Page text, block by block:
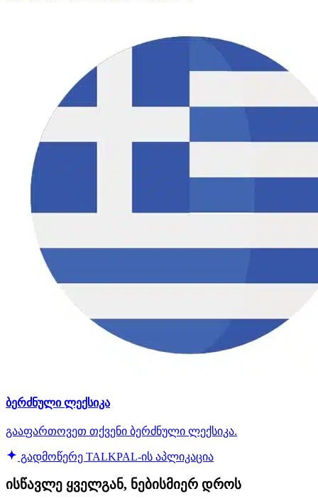
ბერძნული ლექსიკა
გააფართოვეთ თქვენი ბერძნული ლექსიკა.
გადმოწერე TALKPAL-ის აპლიკაცია
ისწავლე ყველგან, ნებისმიერ დროს